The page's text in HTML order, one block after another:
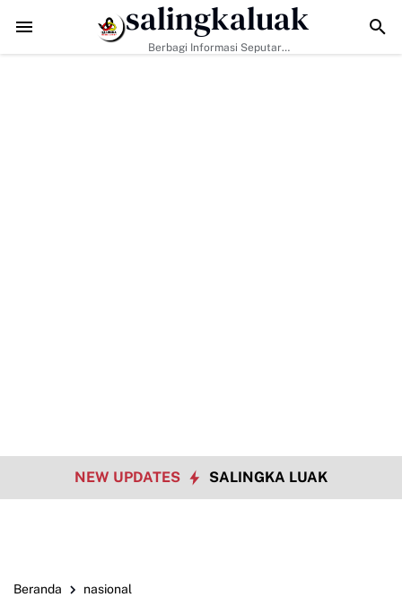
di Buluh Kasok Mulai Terbuka, Harapan Baru bagi Akses Ekonomi
salingkaluak
Berbagi Informasi Seputar
NEW UPDATES SALINGKA LUAK
Beranda nasional